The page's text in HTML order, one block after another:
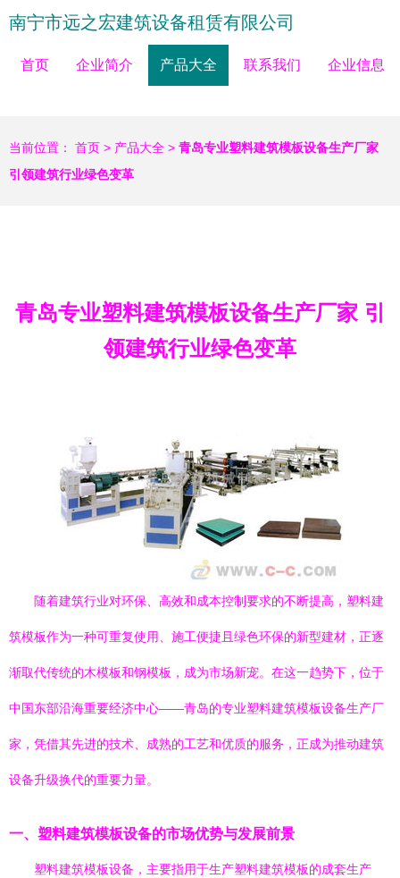
南宁市远之宏建筑设备租赁有限公司
首页 企业简介 产品大全 联系我们 企业信息
当前位置： 首页 > 产品大全 > 青岛专业塑料建筑模板设备生产厂家
引领建筑行业绿色变革
青岛专业塑料建筑模板设备生产厂家 引
领建筑行业绿色变革
随着建筑行业对环保、高效和成本控制要求的不断提高，塑料建
筑模板作为一种可重复使用、施工便捷且绿色环保的新型建材，正逐
渐取代传统的木模板和钢模板，成为市场新宠。在这一趋势下，位于
中国东部沿海重要经济中心——青岛的专业塑料建筑模板设备生产厂
家，凭借其先进的技术、成熟的工艺和优质的服务，正成为推动建筑
设备升级换代的重要力量。
一、塑料建筑模板设备的市场优势与发展前景
塑料建筑模板设备，主要指用于生产塑料建筑模板的成套生产